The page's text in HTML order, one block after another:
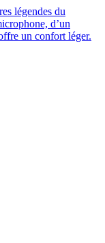
légendes du
d’un
un confort léger.